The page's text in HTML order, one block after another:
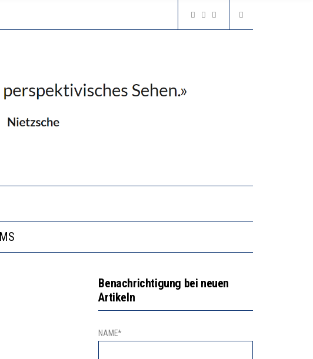
DAS INNOVATIONSPOTENZIAL
“VIEL ZU VIELE SCHÜLER, DIE GEMESSEN AN IHREN FÄHIGKEITEN GAR NICHT ANS GYMNASIUM GEHÖREN”
VERRINGERT DAS INNOVATIONSPOTENZIAL
Benachrichtigung bei neuen
Artikeln
NAME*